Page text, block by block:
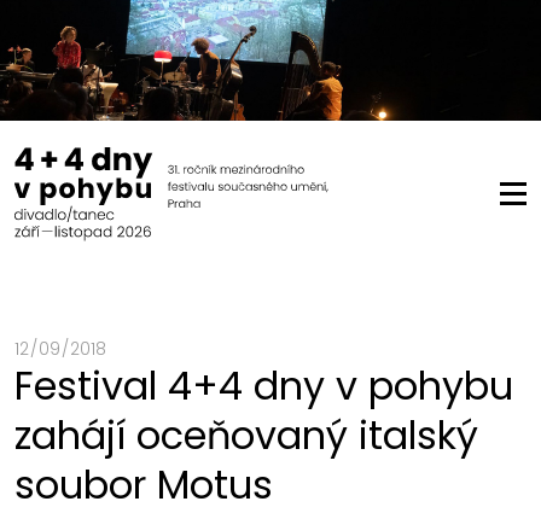
12 / 09 / 2018
Festival 4+4 dny v pohybu
zahájí oceňovaný italský
soubor Motus